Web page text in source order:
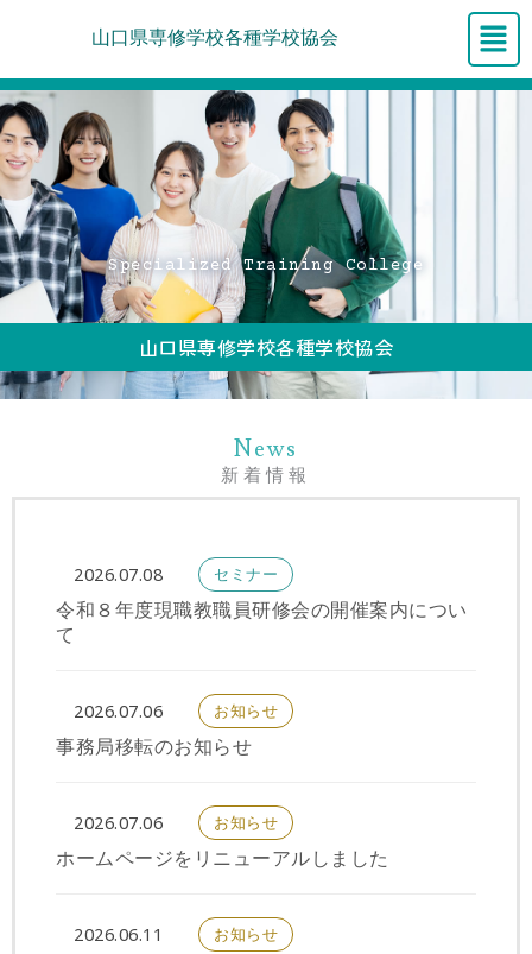
ス
キ
ッ
プ
山口県専修学校各種学校協会 メ
ニ
ュ
ー
Specialized Training College
山口県専修学校各種学校協会
News
新着情報
2026.07.08 セミナー
令和８年度現職教職員研修会の開催案内につい
て
2026.07.06 お知らせ
事務局移転のお知らせ
2026.07.06 お知らせ
ホームページをリニューアルしました
2026.06.11 お知らせ